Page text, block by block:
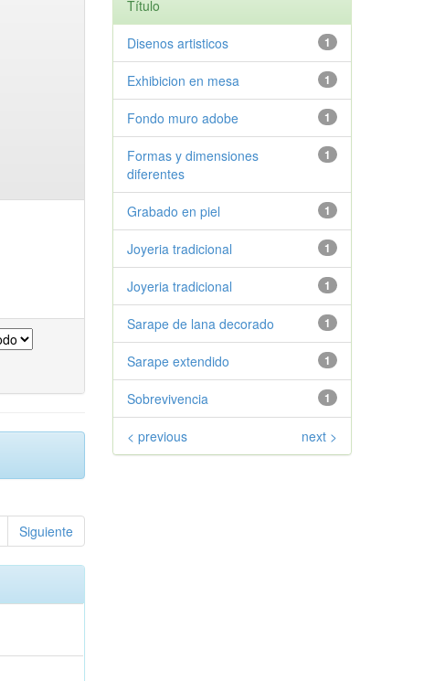
Siguiente
Título
1
Disenos artisticos
1
Exhibicion en mesa
1
Fondo muro adobe
1
Formas y dimensiones
diferentes
1
Grabado en piel
1
Joyeria tradicional
1
Joyeria tradicional
1
Sarape de lana decorado
1
Sarape extendido
1
Sobrevivencia
< previous next >